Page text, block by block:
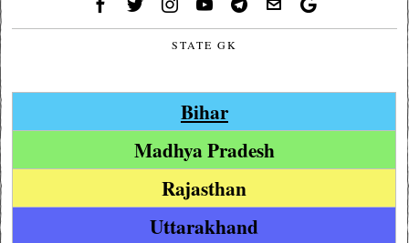
STATE GK
Bihar
Madhya Pradesh
Rajasthan
Uttarakhand